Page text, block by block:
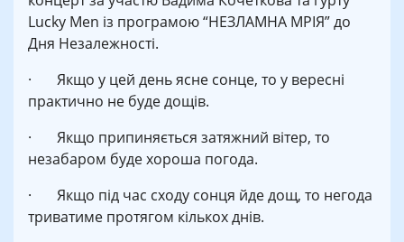
Lucky Men із програмою “НЕЗЛАМНА МРІЯ” до
Дня Незалежності.
· Якщо у цей день ясне сонце, то у вересні
практично не буде дощів.
· Якщо припиняється затяжний вітер, то
незабаром буде хороша погода.
· Якщо під час сходу сонця йде дощ, то негода
триватиме протягом кількох днів.